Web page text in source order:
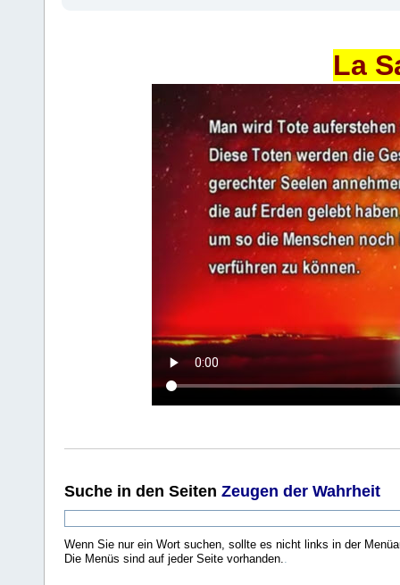
La
Suche in den Seiten Zeugen der Wahrheit
Wenn Sie nur ein Wort suchen, sollte es nicht links in der
Die Menüs sind auf jeder Seite vorhanden..